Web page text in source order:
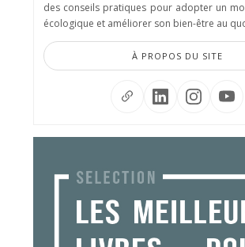
des conseils pratiques pour adopter un
écologique et améliorer son bien-être au
À PROPOS DU SITE